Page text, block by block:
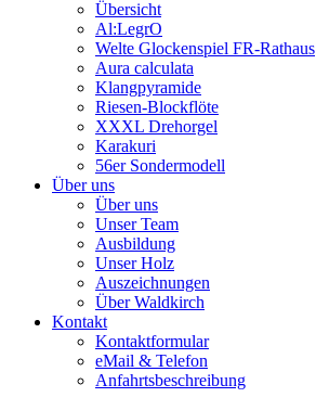
Übersicht
Al:LegrO
Welte Glockenspiel FR-Rathaus
Aura calculata
Klangpyramide
Riesen-Blockflöte
XXXL Drehorgel
Karakuri
56er Sondermodell
Über uns
Über uns
Unser Team
Ausbildung
Unser Holz
Auszeichnungen
Über Waldkirch
Kontakt
Kontaktformular
eMail & Telefon
Anfahrtsbeschreibung